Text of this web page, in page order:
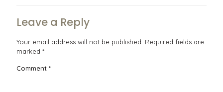
Leave a Reply
Your email address will not be published. Required fields are
marked *
Comment *